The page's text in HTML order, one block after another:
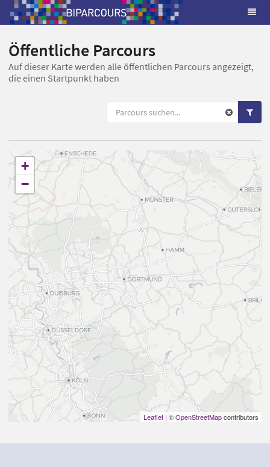
Öffentliche Parcours
Auf dieser Karte werden alle öffentlichen Parcours angezeigt,
die einen Startpunkt haben
+
−
Leaflet | ©OpenStreetMapcontributors